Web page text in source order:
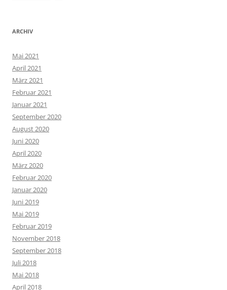
ARCHIV
Mai 2021
April 2021
März 2021
Februar 2021
Januar 2021
September 2020
August 2020
Juni 2020
April 2020
März 2020
Februar 2020
Januar 2020
Juni 2019
Mai 2019
Februar 2019
November 2018
September 2018
Juli 2018
Mai 2018
April 2018